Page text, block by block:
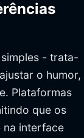
- trata-
o humor,
Plataformas
que os
na interface